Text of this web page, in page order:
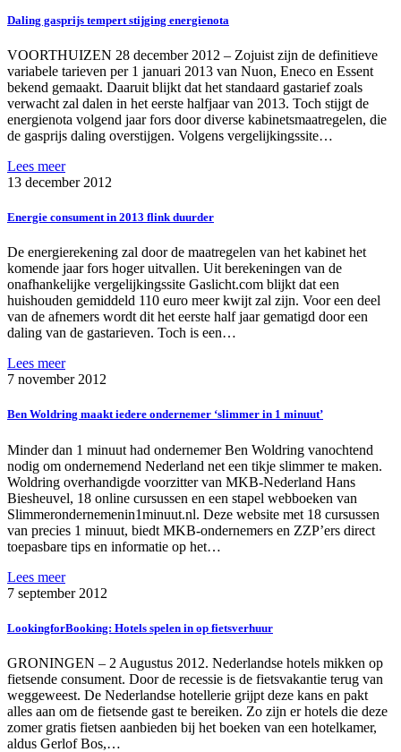
Daling gasprijs tempert stijging energienota
VOORTHUIZEN 28 december 2012 – Zojuist zijn de definitieve
variabele tarieven per 1 januari 2013 van Nuon, Eneco en Essent
bekend gemaakt. Daaruit blijkt dat het standaard gastarief zoals
verwacht zal dalen in het eerste halfjaar van 2013. Toch stijgt de
energienota volgend jaar fors door diverse kabinetsmaatregelen, die
de gasprijs daling overstijgen. Volgens vergelijkingssite…
Lees meer
13 december 2012
Energie consument in 2013 flink duurder
De energierekening zal door de maatregelen van het kabinet het
komende jaar fors hoger uitvallen. Uit berekeningen van de
onafhankelijke vergelijkingssite Gaslicht.com blijkt dat een
huishouden gemiddeld 110 euro meer kwijt zal zijn. Voor een deel
van de afnemers wordt dit het eerste half jaar gematigd door een
daling van de gastarieven. Toch is een…
Lees meer
7 november 2012
Ben Woldring maakt iedere ondernemer ‘slimmer in 1 minuut’
Minder dan 1 minuut had ondernemer Ben Woldring vanochtend
nodig om ondernemend Nederland net een tikje slimmer te maken.
Woldring overhandigde voorzitter van MKB-Nederland Hans
Biesheuvel, 18 online cursussen en een stapel webboeken van
Slimmerondernemenin1minuut.nl. Deze website met 18 cursussen
van precies 1 minuut, biedt MKB-ondernemers en ZZP’ers direct
toepasbare tips en informatie op het…
Lees meer
7 september 2012
LookingforBooking: Hotels spelen in op fietsverhuur
GRONINGEN – 2 Augustus 2012. Nederlandse hotels mikken op
fietsende consument. Door de recessie is de fietsvakantie terug van
weggeweest. De Nederlandse hotellerie grijpt deze kans en pakt
alles aan om de fietsende gast te bereiken. Zo zijn er hotels die deze
zomer gratis fietsen aanbieden bij het boeken van een hotelkamer,
aldus Gerlof Bos,…